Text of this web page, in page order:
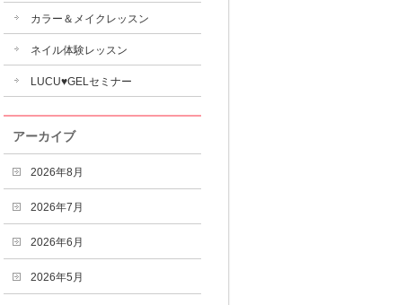
カラー＆メイクレッスン
ネイル体験レッスン
LUCU♥GELセミナー
アーカイブ
2026年8月
2026年7月
2026年6月
2026年5月